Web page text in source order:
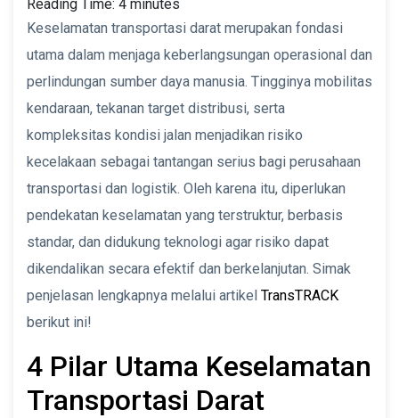
Reading Time: 4 minutes
Keselamatan transportasi darat merupakan fondasi
utama dalam menjaga keberlangsungan operasional dan
perlindungan sumber daya manusia. Tingginya mobilitas
kendaraan, tekanan target distribusi, serta
kompleksitas kondisi jalan menjadikan risiko
kecelakaan sebagai tantangan serius bagi perusahaan
transportasi dan logistik. Oleh karena itu, diperlukan
pendekatan keselamatan yang terstruktur, berbasis
standar, dan didukung teknologi agar risiko dapat
dikendalikan secara efektif dan berkelanjutan. Simak
penjelasan lengkapnya melalui artikel TransTRACK
berikut ini!
4 Pilar Utama Keselamatan
Transportasi Darat